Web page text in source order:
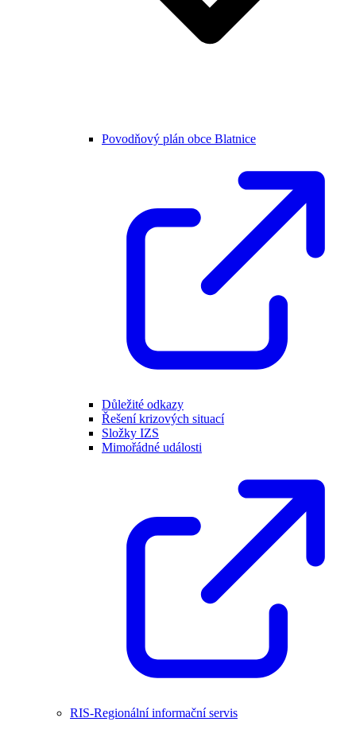
Povodňový plán obce Blatnice
Důležité odkazy
Řešení krizových situací
Složky IZS
Mimořádné události
RIS-Regionální informační servis